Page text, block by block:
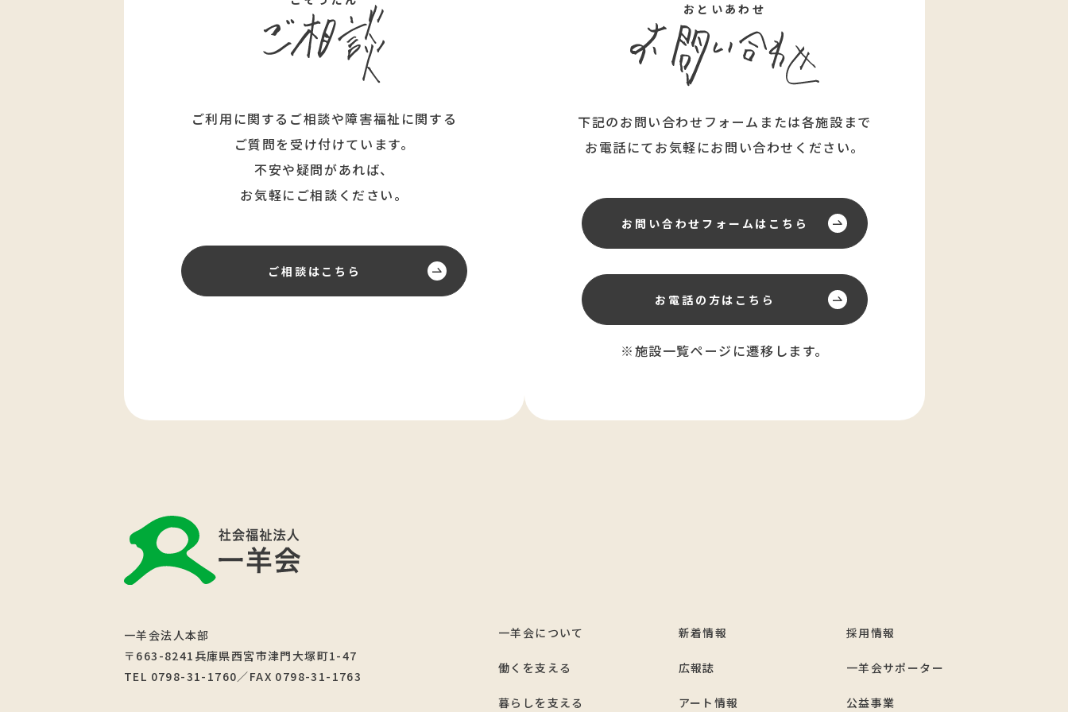
ご利用に関するご相談や障害福祉に関する
ご質問を受け付けています。
不安や疑問があれば、
お気軽にご相談ください。
ご相談はこちら
おといあわせ
下記のお問い合わせフォームまたは各施設まで
お電話にてお気軽にお問い合わせください。
お問い合わせフォーム はこちら
お電話の方はこちら
※施設一覧ページに遷移します。
一羊会法人本部
〒663-8241兵庫県西宮市津門大塚町1-47
TEL 0798-31-1760／FAX 0798-31-1763
一羊会について
働くを支える
暮らしを支える
新着情報
広報誌
アート情報
採用情報
一羊会サポーター
公益事業